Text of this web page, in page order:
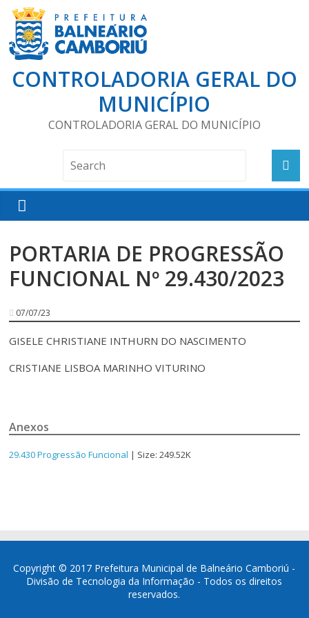
CONTROLADORIA GERAL DO
MUNICÍPIO
CONTROLADORIA GERAL DO MUNICÍPIO
PORTARIA DE PROGRESSÃO
FUNCIONAL Nº 29.430/2023
07/07/23
GISELE CHRISTIANE INTHURN DO NASCIMENTO
CRISTIANE LISBOA MARINHO VITURINO
Anexos
29.430 Progressão Funcional | Size: 249.52K
Copyright © 2017 Prefeitura Municipal de Balneário Camboriú -
Divisão de Tecnologia da Informação - Todos os direitos
reservados.